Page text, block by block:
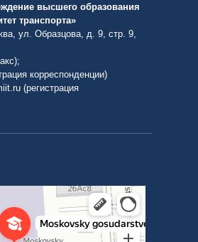
высшего образования
транспорта»
ул. Образцова, д. 9, стр. 9,
корреспонденции)
(регистрация
коммуникаций Рут